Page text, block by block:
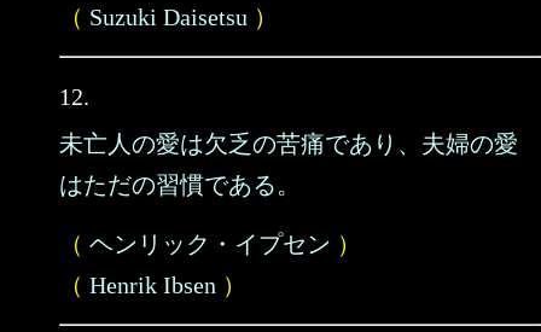
（ Suzuki Daisetsu ）
12.
未亡人の愛は欠乏の苦痛であり、夫婦の愛
はただの習慣である。
（ ヘンリック・イプセン ）
（ Henrik Ibsen ）